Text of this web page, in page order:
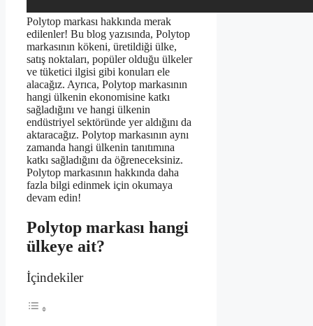
Polytop markası hakkında merak
edilenler! Bu blog yazısında, Polytop
markasının kökeni, üretildiği ülke,
satış noktaları, popüler olduğu ülkeler
ve tüketici ilgisi gibi konuları ele
alacağız. Ayrıca, Polytop markasının
hangi ülkenin ekonomisine katkı
sağladığını ve hangi ülkenin
endüstriyel sektöründe yer aldığını da
aktaracağız. Polytop markasının aynı
zamanda hangi ülkenin tanıtımına
katkı sağladığını da öğreneceksiniz.
Polytop markasının hakkında daha
fazla bilgi edinmek için okumaya
devam edin!
Polytop markası hangi
ülkeye ait?
İçindekiler